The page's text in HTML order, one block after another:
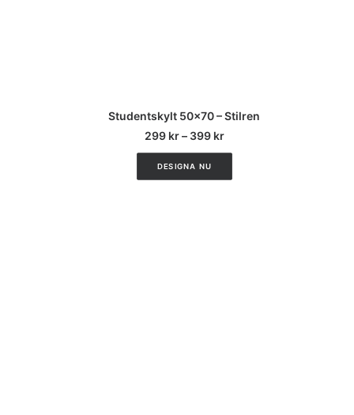
Studentskylt 50×70 – Stilren
299 kr– 399 kr
DESIGNA NU